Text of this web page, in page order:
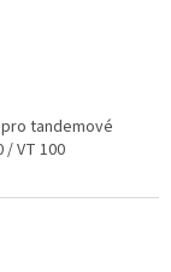
tandemové
/ VT 100